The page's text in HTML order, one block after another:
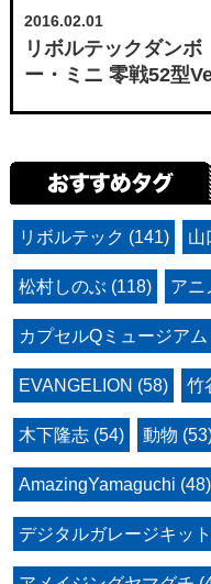
2016.02.01
リボルテックダンボ
ー・ミニ 零戦52型
リボルテック (141) 山
松村しのぶ (118) アニ
カプセルQミュージアム
EVANGELION (58) 竹
木下隆志 (54) 動物
AmazingYamaguchi (48)
デジタルガレージキッ